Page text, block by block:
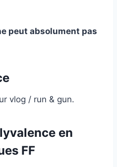
peut absolument pas
vlog / run & gun.
en
FF